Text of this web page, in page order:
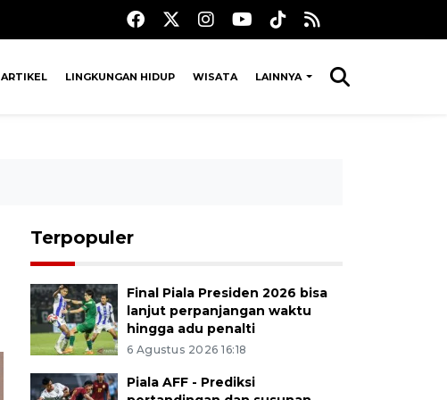
ARTIKEL LINGKUNGAN HIDUP WISATA LAINNYA
Terpopuler
Final Piala Presiden 2026 bisa
lanjut perpanjangan waktu
hingga adu penalti
6 Agustus 2026 16:18
Piala AFF - Prediksi